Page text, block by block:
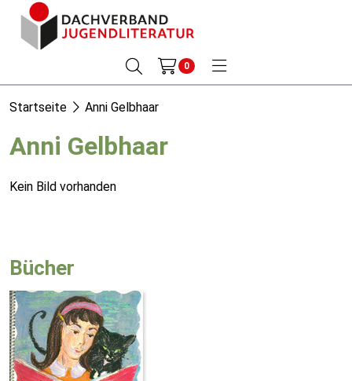
0
Startseite Anni Gelbhaar
Anni Gelbhaar
Kein Bild vorhanden
Bücher